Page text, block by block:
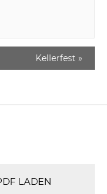
Kellerfest »
LADEN